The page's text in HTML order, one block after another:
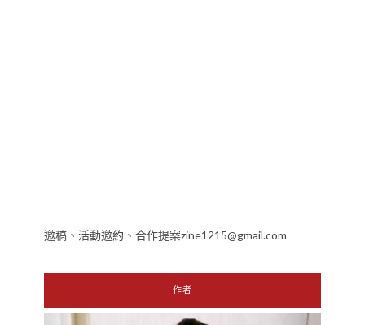
邀稿、活動邀約、合作提案zine1215@gmail.com
作者